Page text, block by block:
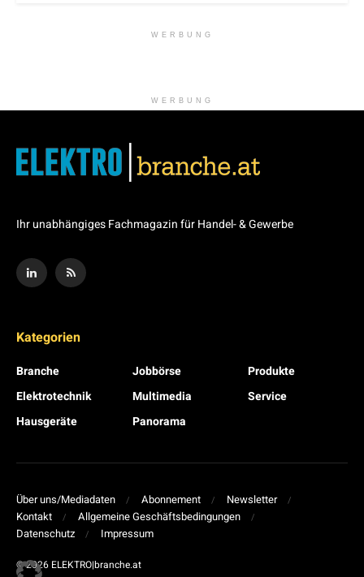
WERBUNG
WERBUNG
Ihr unabhängiges Fachmagazin für Handel- & Gewerbe
Kategorien
Branche
Elektrotechnik
Hausgeräte
Jobbörse
Multimedia
Panorama
Produkte
Service
Über uns/Mediadaten Abonnement
Newsletter
Kontakt
Allgemeine Geschäftsbedingungen
Datenschutz
Impressum
© 2026 ELEKTRO|branche.at